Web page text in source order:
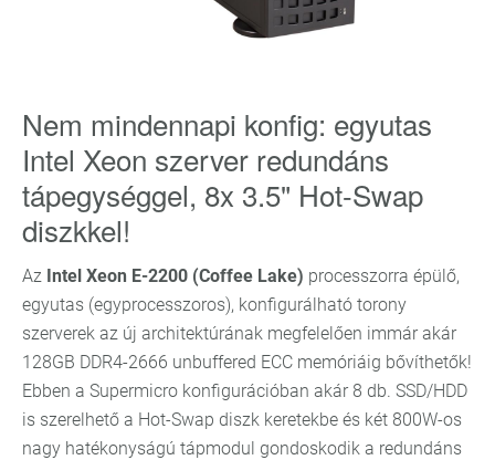
Nem mindennapi konfig: egyutas
Intel Xeon szerver redundáns
tápegységgel, 8x 3.5" Hot-Swap
diszkkel!
Az Intel Xeon E-2200 (Coffee Lake) processzorra épülő,
egyutas (egyprocesszoros), konfigurálható torony
szerverek az új architektúrának megfelelően immár akár
128GB DDR4-2666 unbuffered ECC memóriáig bővíthetők!
Ebben a Supermicro konfigurációban akár 8 db. SSD/HDD
is szerelhető a Hot-Swap diszk keretekbe és két 800W-os
nagy hatékonyságú tápmodul gondoskodik a redundáns